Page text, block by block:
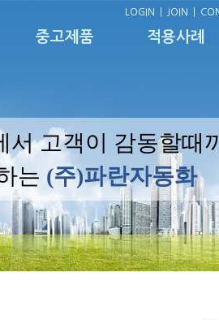
LOGIN JOIN
중고제품 적용사례
서 고객이 감동할때
는 (주)파란자동화